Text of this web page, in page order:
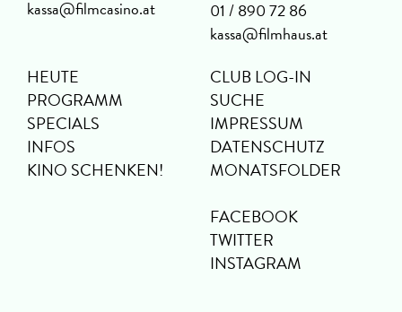
kassa@filmcasino.at
01 / 890 72 86
kassa@filmhaus.at
HEUTE
PROGRAMM
SPECIALS
INFOS
KINO SCHENKEN!
CLUB LOG-IN
SUCHE
IMPRESSUM
DATENSCHUTZ
MONATSFOLDER
FACEBOOK
TWITTER
INSTAGRAM